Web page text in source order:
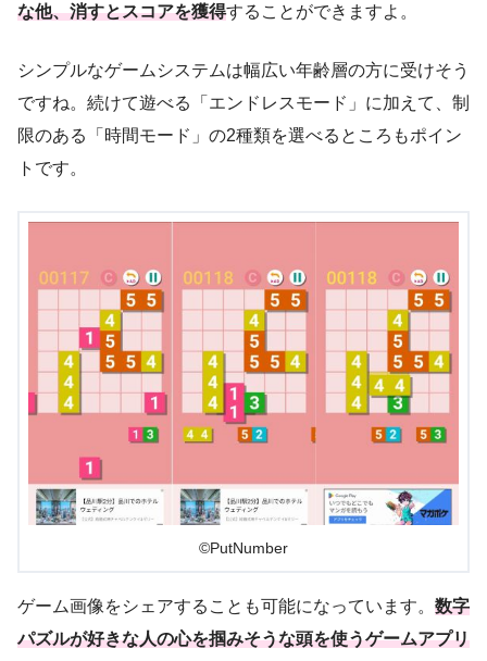
な他、消すとスコアを獲得することができますよ。
シンプルなゲームシステムは幅広い年齢層の方に受けそう
ですね。続けて遊べる「エンドレスモード」に加えて、制
限のある「時間モード」の2種類を選べるところもポイン
トです。
©PutNumber
ゲーム画像をシェアすることも可能になっています。 数字
パズルが好きな人の心を掴みそうな頭を使うゲームアプリ